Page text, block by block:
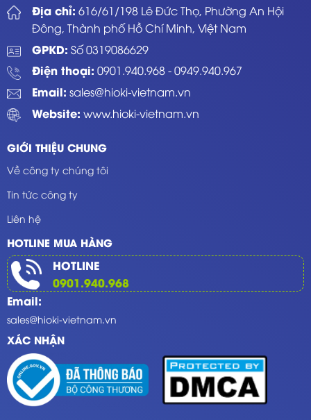
Địa chỉ: 616/61/198 Lê Đức Thọ, Phường An Hội
Đông, Thành phố Hồ Chí Minh, Việt Nam
GPKD: Số 0319086629
Điện thoại: 0901.940.968-0949.940.967
Email: sales@hioki-vietnam.vn
Website: www.hioki-vietnam.vn
GIỚI THIỆU CHUNG
Về công ty chúng tôi
Tin tức công ty
Liên hệ
HOTLINE MUA HÀNG
HOTLINE
0901.940.968
Email:
sales@hioki-vietnam.vn
XÁC NHẬN